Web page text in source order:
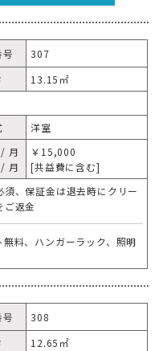
号
307
13.15㎡
洋室
月
月
￥15,000
[共益費に含む]
、保証金は退去時にクリー
ご返金
料、ハンガーラック、照明
号
308
12.65㎡